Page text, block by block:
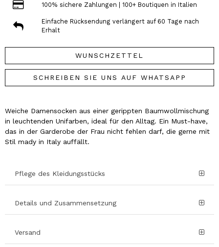
100% sichere Zahlungen | 100+ Boutiquen in Italien
Einfache Rücksendung verlängert auf 60 Tage nach
Erhalt
WUNSCHZETTEL
SCHREIBEN SIE UNS AUF WHATSAPP
Weiche Damensocken aus einer gerippten Baumwollmischung
in leuchtenden Unifarben, ideal für den Alltag. Ein Must-have,
das in der Garderobe der Frau nicht fehlen darf, die gerne mit
Stil mady in Italy auffällt.
Pflege des Kleidungsstücks
Details und Zusammensetzung
Versand